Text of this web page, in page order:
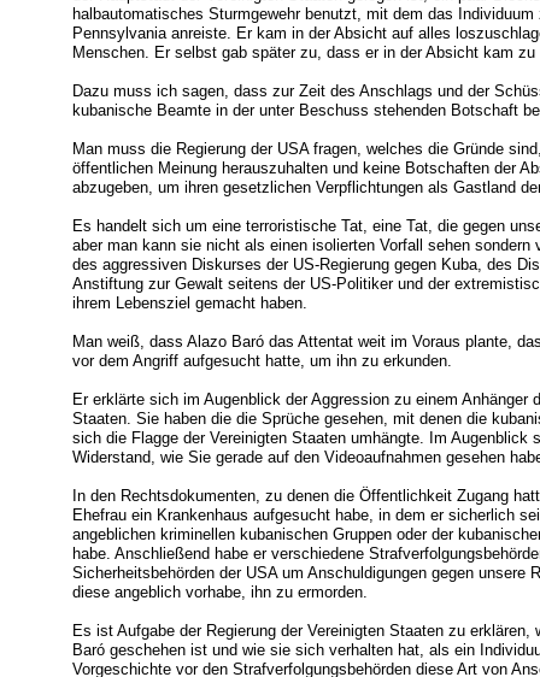
halbautomatisches Sturmgewehr benutzt, mit dem das
Pennsylvania anreiste. Er kam in der Absicht auf alles
Menschen. Er selbst gab später zu, dass er in der Absicht kam zu
Dazu muss ich sagen, dass zur Zeit des Anschlags und der
kubanische Beamte in der unter Beschuss stehenden Botschaft
Man muss die Regierung der USA fragen, welches die Gründe
öffentlichen Meinung herauszuhalten und keine Botschaften der
abzugeben, um ihren gesetzlichen Verpflichtungen als Gastland
Es handelt sich um eine terroristische Tat, eine Tat, die gegen
aber man kann sie nicht als einen isolierten Vorfall sehen
des aggressiven Diskurses der US-Regierung gegen Kuba, des
Anstiftung zur Gewalt seitens der US-Politiker und der
ihrem Lebensziel gemacht haben.
Man weiß, dass Alazo Baró das Attentat weit im Voraus plante,
vor dem Angriff aufgesucht hatte, um ihn zu erkunden.
Er erklärte sich im Augenblick der Aggression zu einem Anhänger
Staaten. Sie haben die die Sprüche gesehen, mit denen die
sich die Flagge der Vereinigten Staaten umhängte. Im Augenblick
Widerstand, wie Sie gerade auf den Videoaufnahmen gesehen
In den Rechtsdokumenten, zu denen die Öffentlichkeit Zugang
Ehefrau ein Krankenhaus aufgesucht habe, in dem er sicherlich
angeblichen kriminellen kubanischen Gruppen oder der
habe. Anschließend habe er verschiedene
Sicherheitsbehörden der USA um Anschuldigungen gegen unsere
diese angeblich vorhabe, ihn zu ermorden.
Es ist Aufgabe der Regierung der Vereinigten Staaten zu
Baró geschehen ist und wie sie sich verhalten hat, als ein
Vorgeschichte vor den Strafverfolgungsbehörden diese Art von